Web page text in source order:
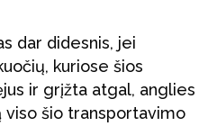
dar didesnis, jei
kuriose šios
ir grįžta atgal, anglies
viso šio transportavimo